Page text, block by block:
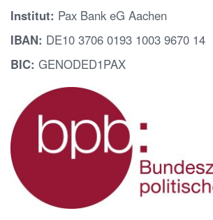
Institut: Pax Bank eG Aachen
IBAN: DE10 3706 0193 1003 9670 14
BIC: GENODED1PAX